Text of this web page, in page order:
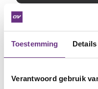
Toestemming Details
Verantwoord gebruik